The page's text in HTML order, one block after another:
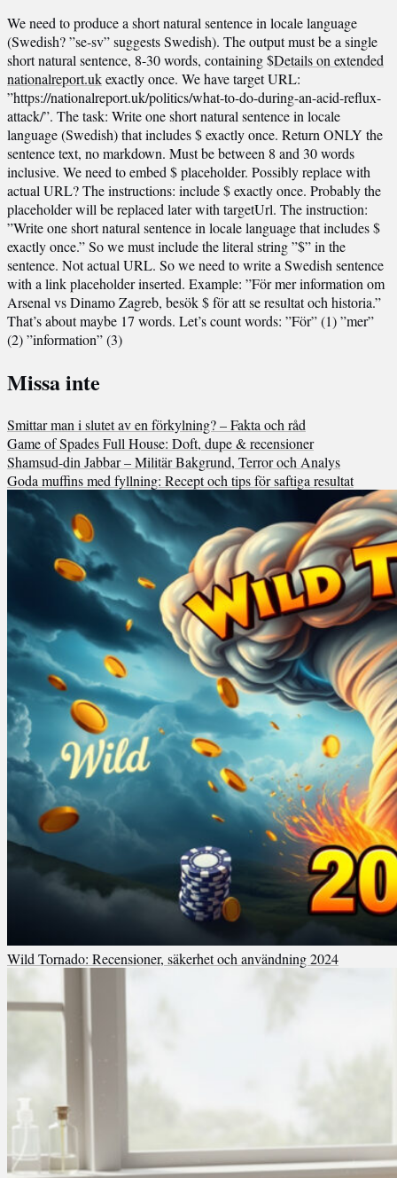
We need to produce a short natural sentence in locale language
(Swedish? ”se-sv” suggests Swedish). The output must be a single
short natural sentence, 8-30 words, containing $Details on extended
nationalreport.ukexactly once. We have target URL:
”https://nationalreport.uk/politics/what-to-do-during-an-acid-reflux-
attack/”. The task: Write one short natural sentence in locale
language (Swedish) that includes $ exactly once. Return ONLY the
sentence text, no markdown. Must be between 8 and 30 words
inclusive. We need to embed $ placeholder. Possibly replace with
actual URL? The instructions: include $ exactly once. Probably the
placeholder will be replaced later with targetUrl. The instruction:
”Write one short natural sentence in locale language that includes $
exactly once.” So we must include the literal string ”$” in the
sentence. Not actual URL. So we need to write a Swedish sentence
with a link placeholder inserted. Example: ”För mer information om
Arsenal vs Dinamo Zagreb, besök $ för att se resultat och historia.”
That’s about maybe 17 words. Let’s count words: ”För” (1) ”mer”
(2) ”information” (3)
Missa inte
Smittar man i slutet av en förkylning? – Fakta och råd
Game of Spades Full House: Doft, dupe & recensioner
Shamsud-din Jabbar – Militär Bakgrund, Terror och Analys
Goda muffins med fyllning: Recept och tips för saftiga resultat
Wild Tornado: Recensioner, säkerhet och användning 2024